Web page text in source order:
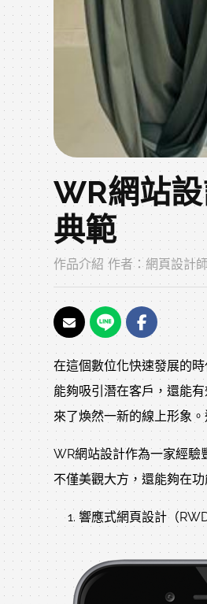
WR網站
典範
作品介紹 作者： 網頁設計
在這個數位化快速發展的
能夠吸引潛在客戶，還能
來了煥然一新的線上形象
WR網站設計作為一家經驗
不僅美觀大方，還能夠在
響應式網頁設計（